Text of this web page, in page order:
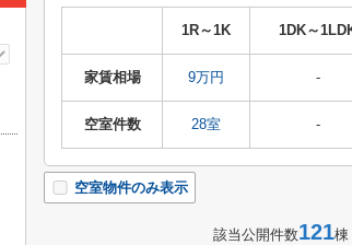
1R～1K 1DK～
家賃相場 9万円 -
空室件数 28室 -
空室物件のみ表示
該当公開件数121